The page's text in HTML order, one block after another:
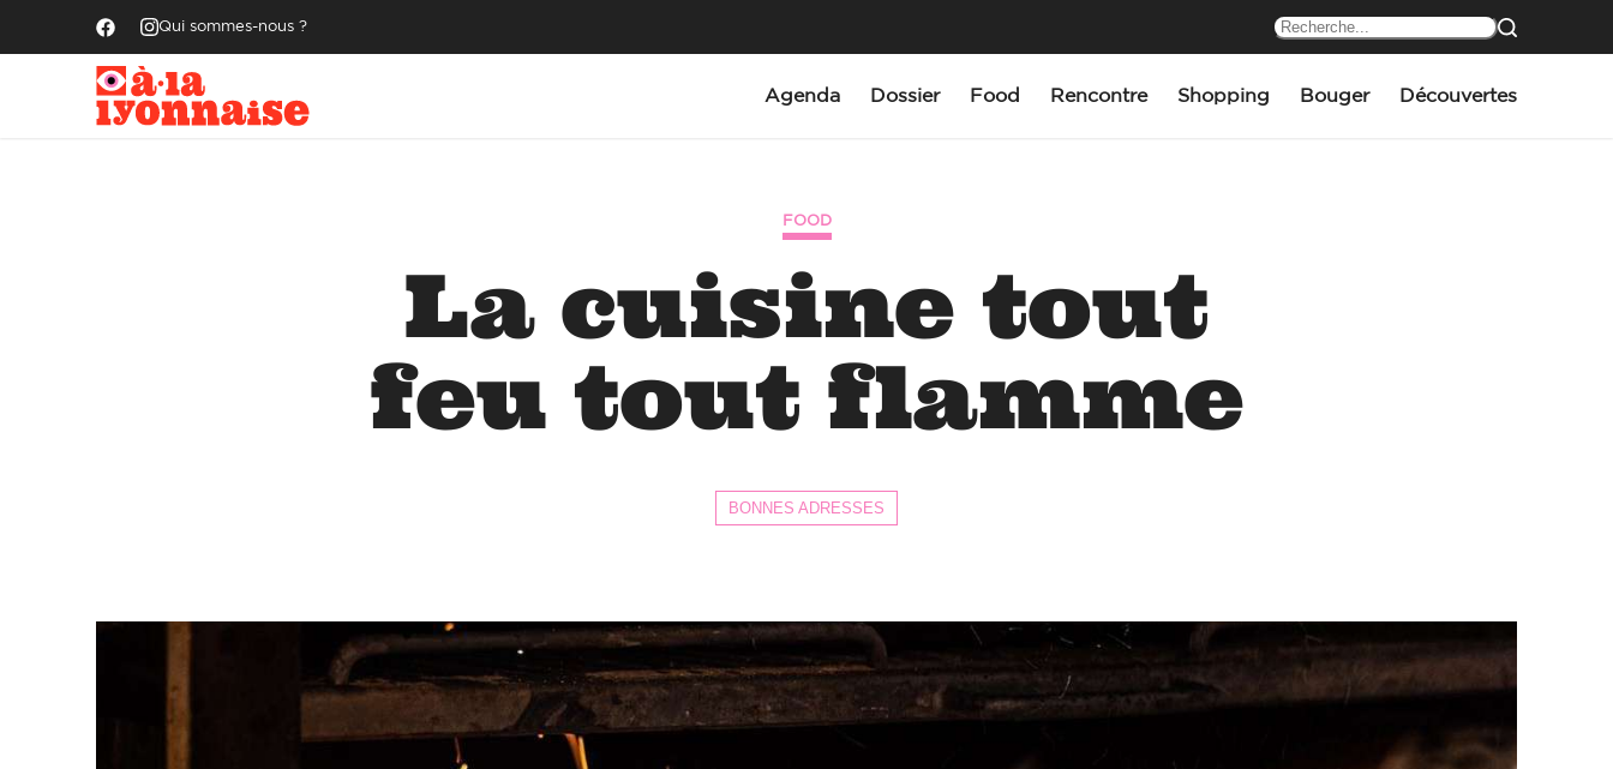
Qui sommes-nous ?
Agenda Dossier Food Rencontre Shopping Bouger Découvertes
FOOD
La cuisine tout
feu tout flamme
BONNES ADRESSES